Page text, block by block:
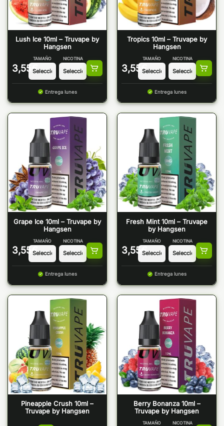
Lush Ice 10ml – Truvape by
Hangsen
3,55 €
TAMAÑO NICOTINA
Entrega lunes
Tropics 10ml – Truvape by
Hangsen
3,55 €
TAMAÑO NICOTINA
Entrega lunes
Grape Ice 10ml – Truvape by
Hangsen
3,55 €
TAMAÑO NICOTINA
Entrega lunes
Fresh Mint 10ml – Truvape
by Hangsen
3,55 €
TAMAÑO NICOTINA
Entrega lunes
Pineapple Crush 10ml –
Truvape by Hangsen
Berry Bonanza 10ml –
Truvape by Hangsen
TAMAÑO NICOTINA